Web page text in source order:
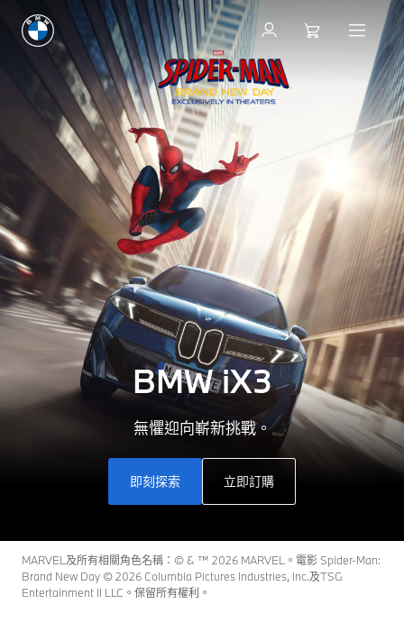
BMW iX3
無懼迎向嶄新挑戰。
即刻探索 立即訂購
MARVEL及所有相關角色名稱：© & ™ 2026 MARVEL。電影 Spider-Man:
Brand New Day © 2026 Columbia Pictures Industries, Inc.及TSG
Entertainment II LLC。保留所有權利。